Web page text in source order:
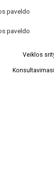
Veiklos